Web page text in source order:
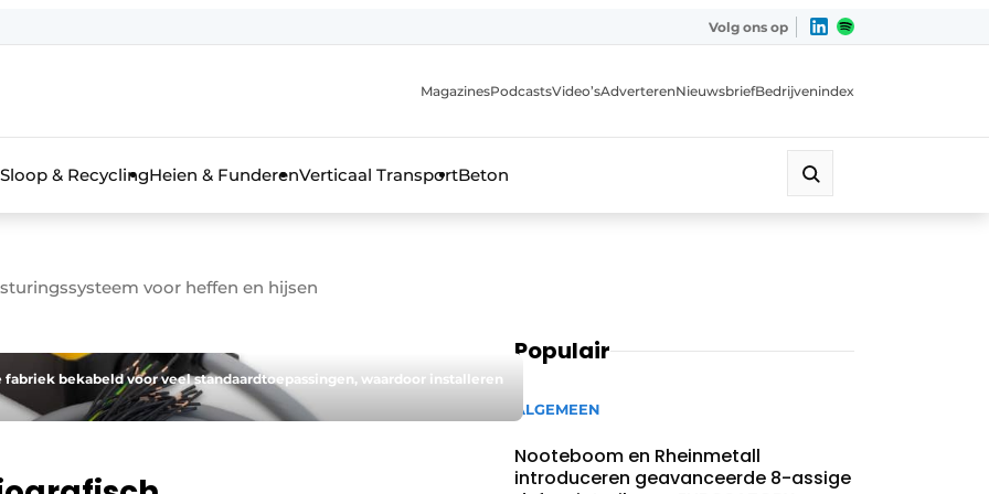
de aanmelding
voor de aanmelding FR
& bouwmachines
Volg ons op
MagazinesPodcastsVideo’sAdverterenNieuwsbriefBedrijvenindex
Sloop & RecyclingHeien & FunderenVerticaal TransportBeton
voor heffen en hijsen
fabriek bekabeld voor veel standaardtoepassingen, waardoor installeren
Populair
ALGEMEEN
Nooteboom en Rheinmetall
introduceren geavanceerde 8-assige